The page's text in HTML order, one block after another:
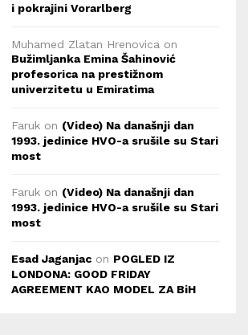
i pokrajini Vorarlberg
Muhamed Zlatan Hrenovica on
Bužimljanka Emina Šahinović
profesorica na prestižnom
univerzitetu u Emiratima
Faruk on (Video) Na današnji dan
1993. jedinice HVO-a srušile su Stari
most
Faruk on (Video) Na današnji dan
1993. jedinice HVO-a srušile su Stari
most
Esad Jaganjac on POGLED IZ
LONDONA: GOOD FRIDAY
AGREEMENT KAO MODEL ZA BiH